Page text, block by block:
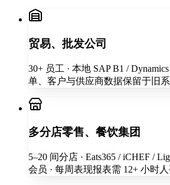
贸易、批发公司
30+ 员工 · 本地 SAP B1 /
单、客户与供应商数据保留于旧系
多分店零售、餐饮集团
5–20 间分店 · Eats365 / iCHEF /
会员 · 每周表现报表需 12+ 小时人